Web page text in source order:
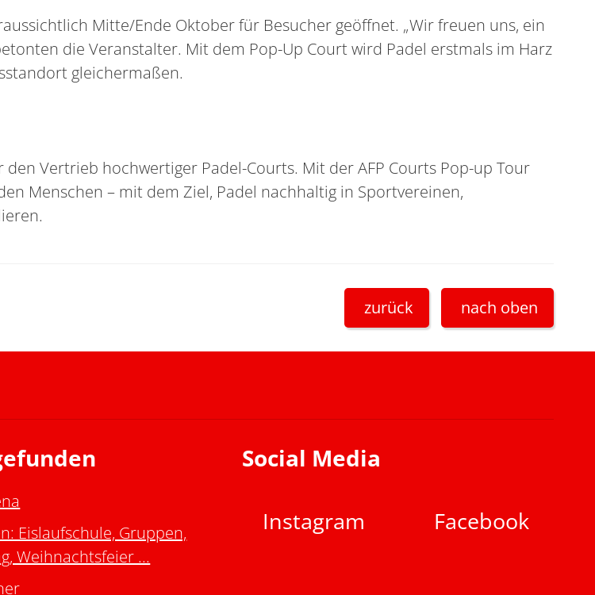
Mitte/Ende Oktober für Besucher geöffnet. „Wir freuen uns, ein
die Veranstalter. Mit dem Pop-Up Court wird Padel erstmals im Harz
gleichermaßen.
Vertrieb hochwertiger Padel-Courts. Mit der AFP Courts Pop-up Tour
Menschen – mit dem Ziel, Padel nachhaltig in Sportvereinen,
zurück nach oben
Eislaufschule, Gruppen,
Weihnachtsfeier ...
Social Media
Instagram Facebook